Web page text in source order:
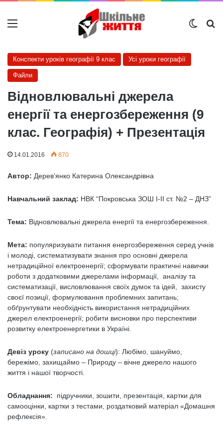
Меню
Конспекти уроків географії 9 клас Усі уроки географії
Файли
Відновлювальні джерела
енергії та енергозбереження (9
клас. Географія) + Презентація
14.01.2016 870
Автор: Дерев’янко Катерина Олександрівна
Навчальний заклад: НВК “Покровська ЗОШ І-ІІ ст. №2 – ДНЗ”
Тема: Відновлювальні джерела енергії та енергозбереження.
Мета: популяризувати питання енергозбереження серед учнів
і молоді, систематизувати знання про основні джерела
нетрадиційної еле­ктроенергії; сформувати практичні навички
роботи з додатковими джерелами інформації, аналізу та
систематизації, висловлювання своїх думок та ідей, захисту
своєї позиції, формулю­вання проблемних запитань;
обґрунтувати необхідність використання нетрадиційних
джерел електроенергії; робити висновки про перспективи
розвитку електроенергетики в Україні.
Девіз уроку (записано на дошці): Любімо, шануймо,
бережімо, захищаймо – Природу – вічне джерело нашого
життя і нашої творчості.
Обладнання: підручники, зошити, презентація, картки для
самооцінки, картки з тестами, роздатковий матеріал «Домашня
рефлексія».